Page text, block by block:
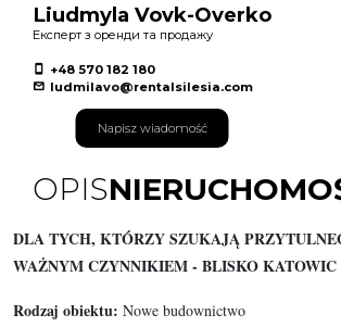
Liudmyla Vovk-Overko
Експерт з оренди та продажу
+48 570 182 180
ludmilavo@rentalsilesia.com
Napisz wiadomość
OPIS
DLA TYCH, KTÓRZY SZUKAJĄ
WAŻNYM CZYNNIKIEM - BLISKO KATOWIC
Rodzaj obiektu: Nowe budownictwo